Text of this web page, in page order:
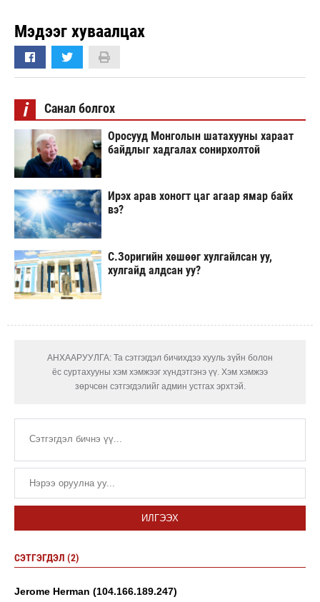
Мэдээг хуваалцах
i Санал болгох
Оросууд Монголын шатахууны хараат
байдлыг хадгалах сонирхолтой
Ирэх арав хоногт цаг агаар ямар байх
вэ?
С.Зоригийн хөшөөг хулгайлсан уу,
хулгайд алдсан уу?
АНХААРУУЛГА: Та сэтгэгдэл бичихдээ хууль зүйн болон
ёс суртахууны хэм хэмжээг хүндэтгэнэ үү. Хэм хэмжээ
зөрчсөн сэтгэгдэлийг админ устгах эрхтэй.
ИЛГЭЭХ
СЭТГЭГДЭЛ (2)
Jerome Herman (104.166.189.247)